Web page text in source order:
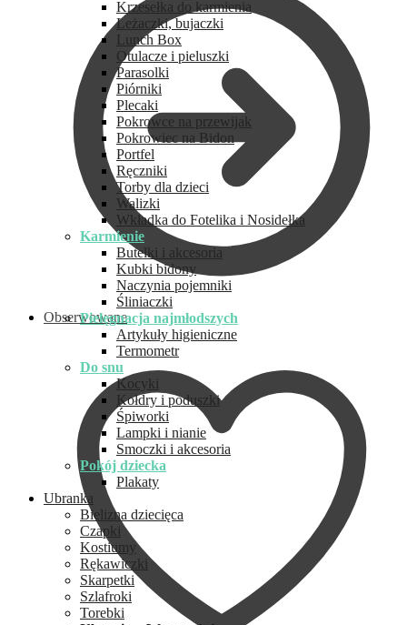
Obserwowane
Krzesełka do karmienia
Leżaczki, bujaczki
Lunch Box
Otulacze i pieluszki
Parasolki
Piórniki
Plecaki
Pokrowce na przewijak
Pokrowiec na Bidon
Portfel
Ręczniki
Torby dla dzieci
Walizki
Wkładka do Fotelika i Nosidełka
Karmienie
Butelki i akcesoria
Kubki bidony
Naczynia pojemniki
Śliniaczki
Pielęgnacja najmłodszych
Artykuły higieniczne
Termometr
Do snu
Kocyki
Kołdry i poduszki
Śpiworki
Lampki i nianie
Smoczki i akcesoria
Pokój dziecka
Plakaty
Ubranka
Bielizna dziecięca
Czapki
Kostiumy
Rękawiczki
Skarpetki
Szlafroki
Torebki